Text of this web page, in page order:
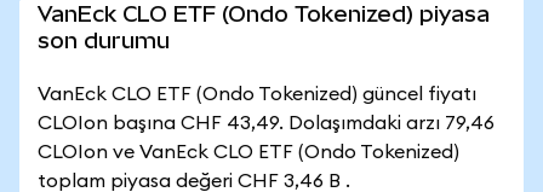
VanEck CLO ETF (Ondo Tokenized) piyasa
son durumu
VanEck CLO ETF (Ondo Tokenized) güncel fiyatı
CLOIon başına CHF 43,49. Dolaşımdaki arzı 79,46
CLOIon ve VanEck CLO ETF (Ondo Tokenized)
toplam piyasa değeri CHF 3,46 B .